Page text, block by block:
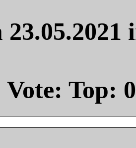
Vote: Top: 0